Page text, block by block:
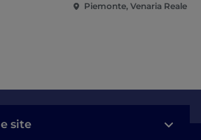
Piemonte, Venaria Reale
site